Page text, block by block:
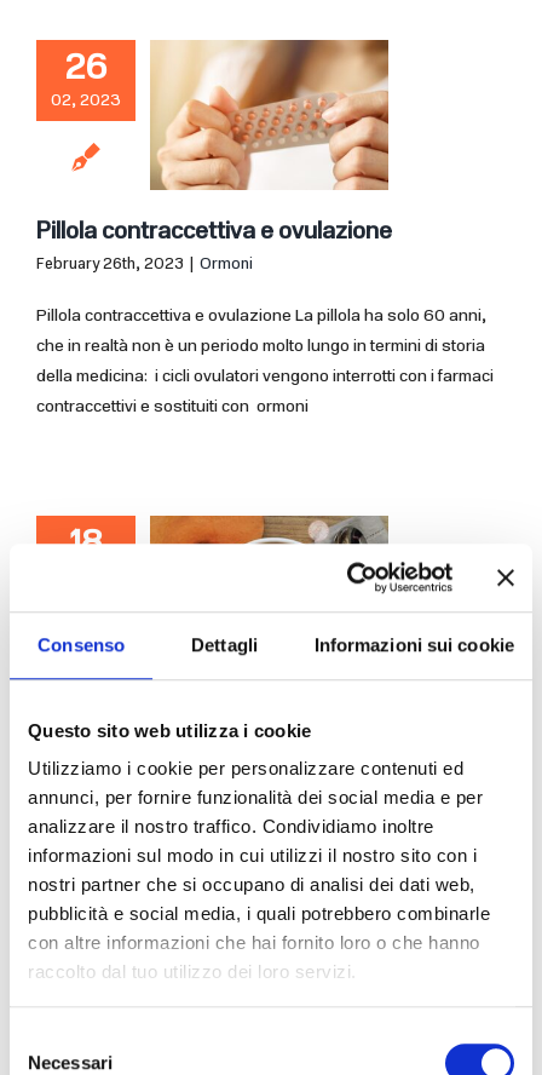
Consenso Dettagli Informazioni sui cookie
Questo sito web utilizza i cookie
Utilizziamo i cookie per personalizzare contenuti ed
annunci, per fornire funzionalità dei social media e per
analizzare il nostro traffico. Condividiamo inoltre
informazioni sul modo in cui utilizzi il nostro sito con i
nostri partner che si occupano di analisi dei dati web,
pubblicità e social media, i quali potrebbero combinarle
con altre informazioni che hai fornito loro o che hanno
raccolto dal tuo utilizzo dei loro servizi.
delNecessari
26
02, 2023
Pillola contraccettiva e ovulazione
February 26th, 2023 | Ormoni
Pillola contraccettiva e ovulazione La pillola ha solo 60 anni,
che in realtà non è un periodo molto lungo in termini di storia
della medicina: i cicli ovulatori vengono interrotti con i farmaci
contraccettivi e sostituiti con ormoni
18
February 18th, 2023 | Ricette
Molto spesso la sera preparo la vellutata di zucca. È una
coccola per me. Si fa in meno di mezz’ora e bastano pochi
ingredienti Se volete una vellutata più densa mettere meno
acqua. Sciogliere il
09, 2022